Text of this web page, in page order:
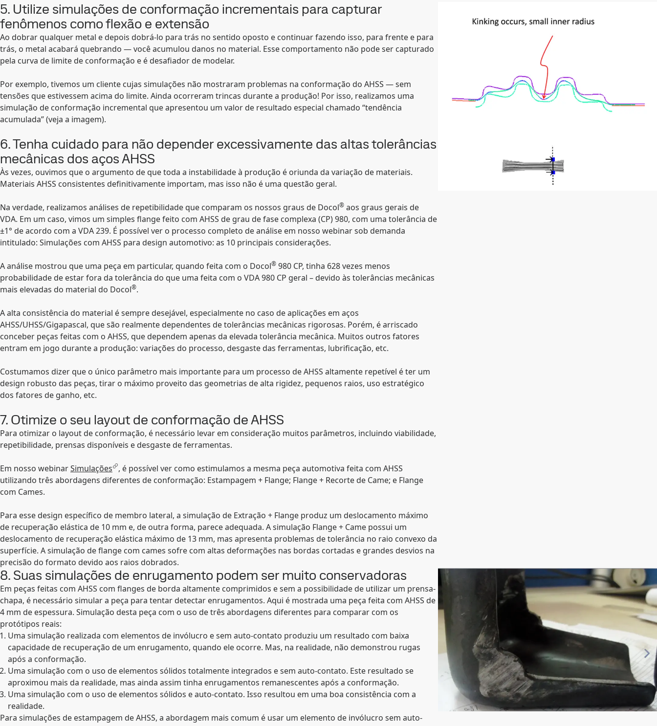
5. Utilize simulações de conformação incrementais para capturar
fenômenos como flexão e extensão
Ao dobrar qualquer metal e depois dobrá-lo para trás no sentido oposto e continuar fazendo isso, para frente e para
trás, o metal acabará quebrando — você acumulou danos no material. Esse comportamento não pode ser capturado
pela curva de limite de conformação e é desafiador de modelar.
Por exemplo, tivemos um cliente cujas simulações não mostraram problemas na conformação do AHSS — sem
tensões que estivessem acima do limite. Ainda ocorreram trincas durante a produção! Por isso, realizamos uma
simulação de conformação incremental que apresentou um valor de resultado especial chamado “tendência
acumulada” (veja a imagem).
6. Tenha cuidado para não depender excessivamente das altas tolerâncias
mecânicas dos aços AHSS
Às vezes, ouvimos que o argumento de que toda a instabilidade à produção é oriunda da variação de materiais.
Materiais AHSS consistentes definitivamente importam, mas isso não é uma questão geral.
Na verdade, realizamos análises de repetibilidade que comparam os nossos graus de Docol® aos graus gerais de
VDA. Em um caso, vimos um simples flange feito com AHSS de grau de fase complexa (CP) 980, com uma tolerância de
±1° de acordo com a VDA 239. É possível ver o processo completo de análise em nosso webinar sob demanda
intitulado: Simulações com AHSS para design automotivo: as 10 principais considerações.
A análise mostrou que uma peça em particular, quando feita com o Docol® 980 CP, tinha 628 vezes menos
probabilidade de estar fora da tolerância do que uma feita com o VDA 980 CP geral – devido às tolerâncias mecânicas
mais elevadas do material do Docol®.
A alta consistência do material é sempre desejável, especialmente no caso de aplicações em aços
AHSS/UHSS/Gigapascal, que são realmente dependentes de tolerâncias mecânicas rigorosas. Porém, é arriscado
conceber peças feitas com o AHSS, que dependem apenas da elevada tolerância mecânica. Muitos outros fatores
entram em jogo durante a produção: variações do processo, desgaste das ferramentas, lubrificação, etc.
Costumamos dizer que o único parâmetro mais importante para um processo de AHSS altamente repetível é ter um
design robusto das peças, tirar o máximo proveito das geometrias de alta rigidez, pequenos raios, uso estratégico
dos fatores de ganho, etc.
7. Otimize o seu layout de conformação de AHSS
Para otimizar o layout de conformação, é necessário levar em consideração muitos parâmetros, incluindo viabilidade,
repetibilidade, prensas disponíveis e desgaste de ferramentas.
Em nosso webinarSimulações
, é possível ver como estimulamos a mesma peça automotiva feita com AHSS
utilizando três abordagens diferentes de conformação: Estampagem + Flange; Flange + Recorte de Came; e Flange
com Cames.
Para esse design específico de membro lateral, a simulação de Extração + Flange produz um deslocamento máximo
de recuperação elástica de 10 mm e, de outra forma, parece adequada. A simulação Flange + Came possui um
deslocamento de recuperação elástica máximo de 13 mm, mas apresenta problemas de tolerância no raio convexo da
superfície. A simulação de flange com cames sofre com altas deformações nas bordas cortadas e grandes desvios na
precisão do formato devido aos raios dobrados.
8. Suas simulações de enrugamento podem ser muito conservadoras
Em peças feitas com AHSS com flanges de borda altamente comprimidos e sem a possibilidade de utilizar um prensa-
chapa, é necessário simular a peça para tentar detectar enrugamentos. Aqui é mostrada uma peça feita com AHSS de
4 mm de espessura. Simulação desta peça com o uso de três abordagens diferentes para comparar com os
protótipos reais:
Uma simulação realizada com elementos de invólucro e sem auto-contato produziu um resultado com baixa
capacidade de recuperação de um enrugamento, quando ele ocorre. Mas, na realidade, não demonstrou rugas
após a conformação.
Uma simulação com o uso de elementos sólidos totalmente integrados e sem auto-contato. Este resultado se
aproximou mais da realidade, mas ainda assim tinha enrugamentos remanescentes após a conformação.
Uma simulação com o uso de elementos sólidos e auto-contato. Isso resultou em uma boa consistência com a
realidade.
Para simulações de estampagem de AHSS, a abordagem mais comum é usar um elemento de invólucro sem auto-